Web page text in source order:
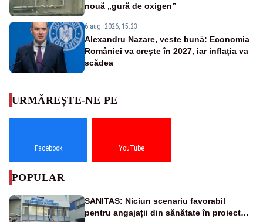
nouă „gură de oxigen”
6 aug. 2026, 15:23
Alexandru Nazare, veste bună: Economia
României va crește în 2027, iar inflația va
scădea
URMĂREȘTE-NE PE
Facebook YouTube
POPULAR
SANITAS: Niciun scenariu favorabil
pentru angajații din sănătate în proiectul